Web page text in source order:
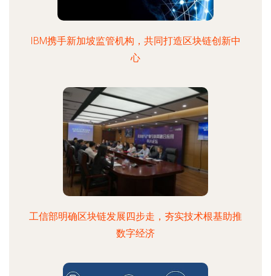
IBM携手新加坡监管机构，共同打造区块链创新中
心
工信部明确区块链发展四步走，夯实技术根基助推
数字经济